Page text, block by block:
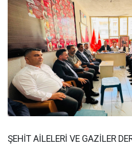
ŞEHİT AİLELERİ VE GAZİLER